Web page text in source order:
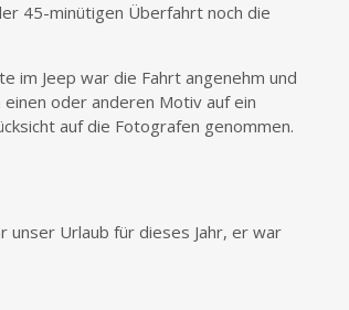
45-minütigen Überfahrt noch die
im Jeep war die Fahrt angenehm und
oder anderen Motiv auf ein
auf die Fotografen genommen.
unser Urlaub für dieses Jahr, er war